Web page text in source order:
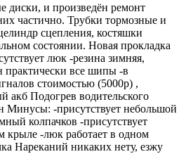
диски, и произведён ремонт
частично. Трубки тормозные и
сцепления, костяшки
состоянии. Новая прокладка
люк -резина зимняя,
практически все шипы -в
стоимостью (5000р) ,
акб Подогрев водительского
Минусы: -присутствует небольшой
колпачков -присутствует
крыле -люк работает в одном
Нареканий никаких нету, езжу